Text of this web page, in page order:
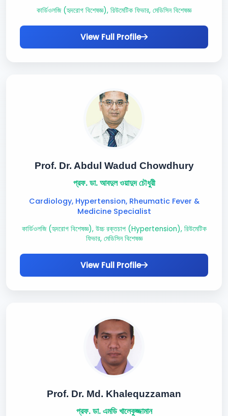
কার্ডিওলজি (হৃদরোগ বিশেষজ্ঞ), রিউমেটিক ফিভার, মেডিসিন বিশেষজ্ঞ
View Full Profile
Prof. Dr. Abdul Wadud Chowdhury
প্রফ. ডা. আবদুল ওয়াদুদ চৌধুরী
Cardiology, Hypertension, Rheumatic Fever &
Medicine Specialist
কার্ডিওলজি (হৃদরোগ বিশেষজ্ঞ), উচ্চ রক্তচাপ (Hypertension), রিউমেটিক
ফিভার, মেডিসিন বিশেষজ্ঞ
View Full Profile
Prof. Dr. Md. Khalequzzaman
প্রফ. ডা. এমডি খালেকুজ্জামান